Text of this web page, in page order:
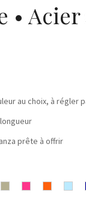
•
au choix, à régler
prête à offrir
Gris
Rose Orange